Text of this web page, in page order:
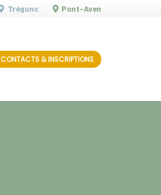
Trégunc Pont-Aven
CONTACTS & INSCRIPTIONS